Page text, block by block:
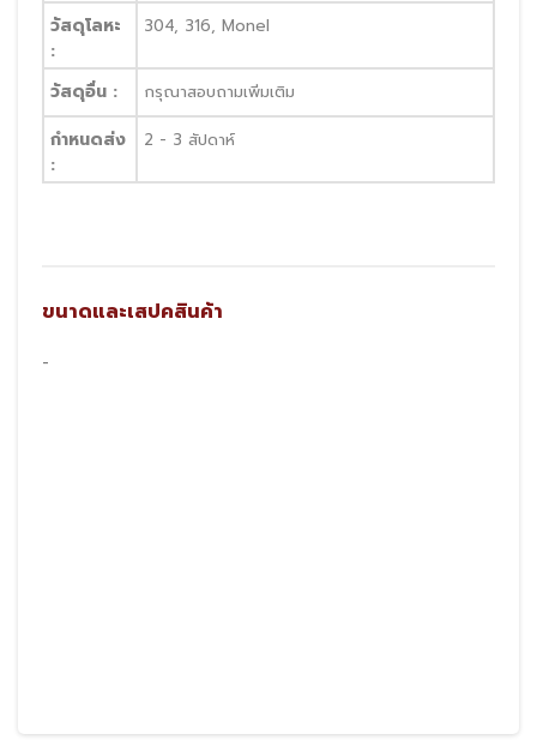
วัสดุโลหะ
:
304, 316, Monel
วัสดุอื่น : กรุณาสอบถามเพิ่มเติม
กำหนดส่ง
:
2 - 3 สัปดาห์
ขนาดและเสปคสินค้า
-